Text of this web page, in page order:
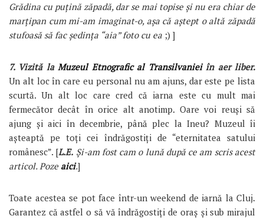
Grădina cu puțină zăpadă, dar se mai topise și nu era chiar de
marțipan cum mi-am imaginat-o, așa că aștept o altă zăpadă
stufoasă să fac ședința “aia” foto cu ea ;) ]
7. Vizită laMuzeul Etnografic al Transilvaniei în aer liber.
Un alt loc în care eu personal nu am ajuns, dar este pe lista
scurtă. Un alt loc care cred că iarna este cu mult mai
fermecător decât în orice alt anotimp. Oare voi reuși să
ajung și aici în decembrie, până plec la Ineu? Muzeul îi
așteaptă pe toți cei îndrăgostiți de “eternitatea satului
românesc”. [L.E. Și-am fost cam o lună după ce am scris acest
articol. Poze aici.]
Toate acestea se pot face într-un weekend de iarnă la Cluj.
Garantez că astfel o să vă îndrăgostiți de oraș și sub mirajul